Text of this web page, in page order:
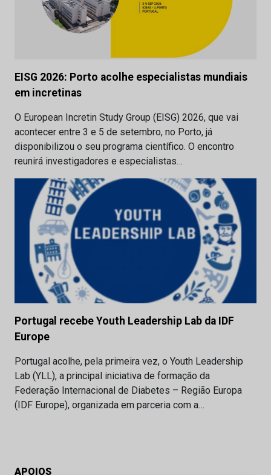
EISG 2026: Porto acolhe especialistas mundiais
em incretinas
O European Incretin Study Group (EISG) 2026, que vai
acontecer entre 3 e 5 de setembro, no Porto, já
disponibilizou o seu programa científico. O encontro
reunirá investigadores e especialistas…
Portugal recebe Youth Leadership Lab da IDF
Europe
Portugal acolhe, pela primeira vez, o Youth Leadership
Lab (YLL), a principal iniciativa de formação da
Federação Internacional de Diabetes – Região Europa
(IDF Europe), organizada em parceria com a…
APOIOS